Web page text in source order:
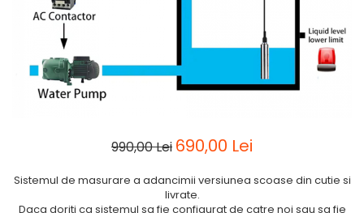
990,00 Lei 690,00 Lei
Sistemul de masurare a adancimii versiunea scoase din cutie si
livrate.
Daca doriti ca sistemul sa fie configurat de catre noi sau sa fie